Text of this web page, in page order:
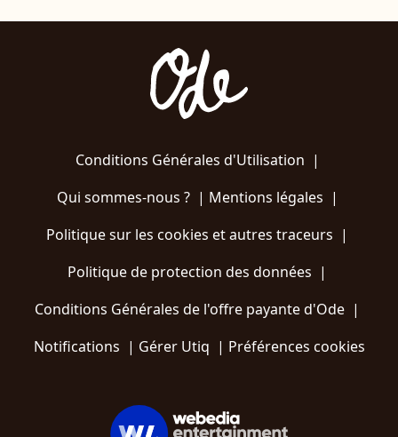
Conditions Générales d'Utilisation |
Qui sommes-nous ?| Mentions légales |
Politique sur les cookies et autres traceurs |
Politique de protection des données |
Conditions Générales de l'offre payante d'Ode |
Notifications | Gérer Utiq | Préférences cookies